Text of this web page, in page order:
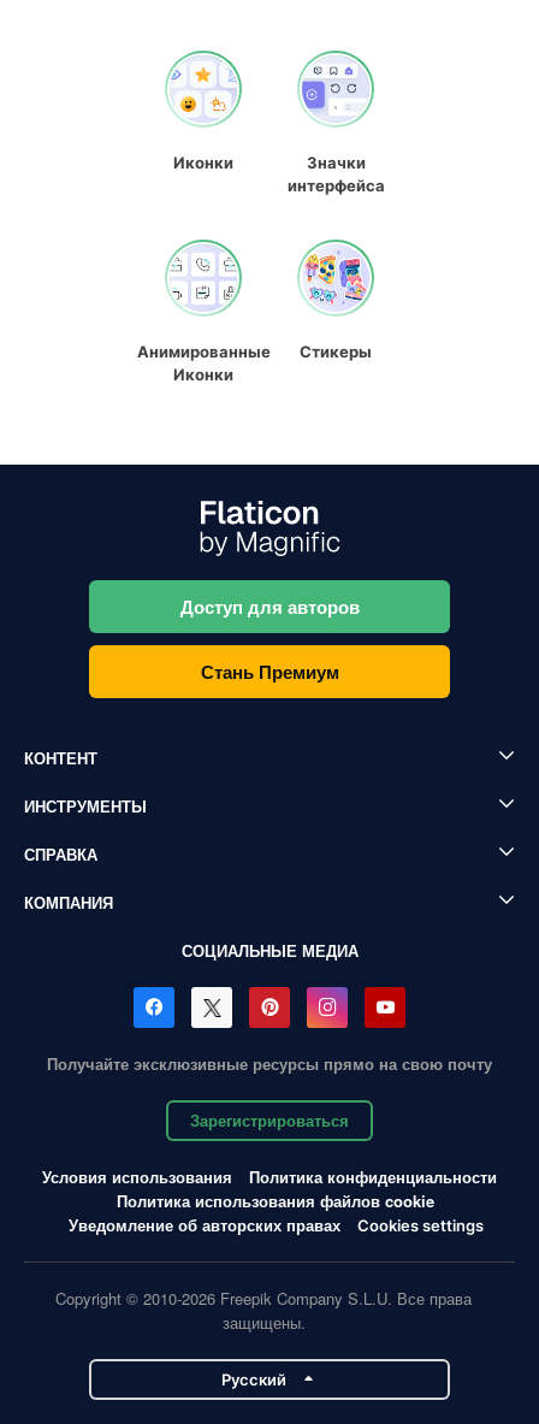
Иконки
Значки
интерфейса
Анимированные
Иконки
Стикеры
Доступ для авторов
Стань Премиум
КОНТЕНТ
ИНСТРУМЕНТЫ
СПРАВКА
КОМПАНИЯ
СОЦИАЛЬНЫЕ МЕДИА
Получайте эксклюзивные ресурсы прямо на свою почту
Зарегистрироваться
Условия использования
Политика конфиденциальности
Политика использования файлов cookie
Уведомление об авторских правах
Cookies settings
Copyright © 2010-2026 Freepik Company S.L.U. Все права
защищены.
Pусский